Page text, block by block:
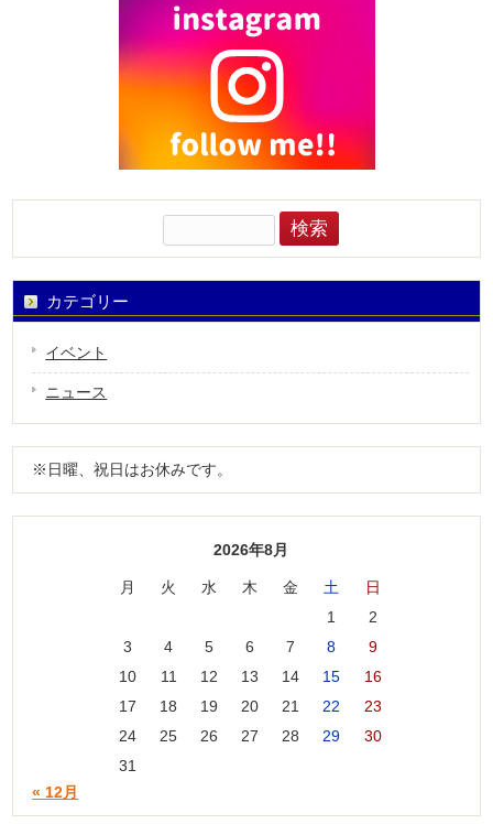
検
索:
カテゴリー
イベント
ニュース
※日曜、祝日はお休みです。
2026年8月
月 火 水 木 金 土
日
1
2
3
4 5 6 7 8
9
10
11 12 13 14 15
16
17
18 19 20 21 22
23
24
25 26 27 28 29
30
31
« 12月